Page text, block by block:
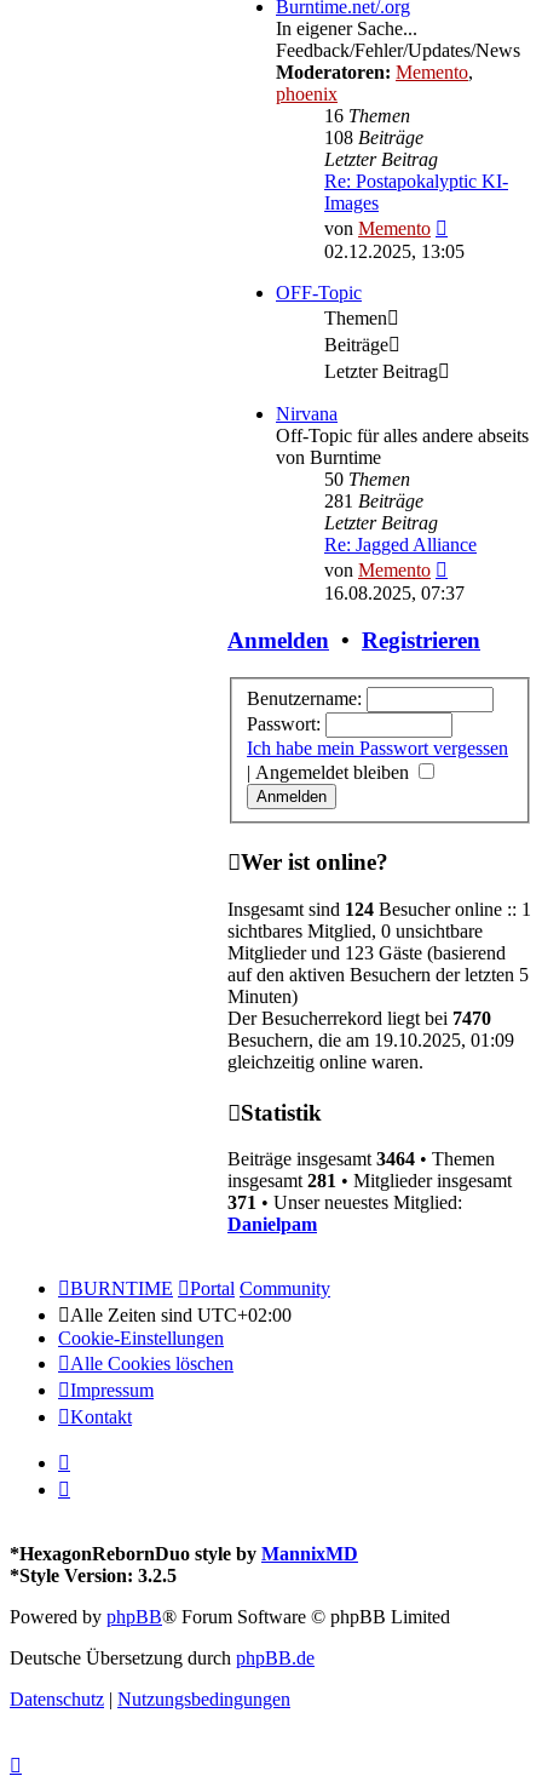
Burntime.net/.org
In eigener Sache...
Feedback/Fehler/Updates/News
Moderatoren: Memento,
phoenix
16 Themen
108 Beiträge
Letzter Beitrag
Re: Postapokalyptic KI-
Images
von Memento
Beitrag
02.12.2025, 13:05
OFF-Topic
Themen
Beiträge
Letzter Beitrag
Nirvana
Off-Topic für alles andere abseits
von Burntime
50 Themen
281 Beiträge
Letzter Beitrag
Re: Jagged Alliance
von Memento
Beitrag
16.08.2025, 07:37
Anmelden • Registrieren
Benutzername:
Passwort:
Ich habe mein Passwort vergessen
| Angemeldet bleiben
Wer ist online?
Insgesamt sind 124 Besucher online :: 1
sichtbares Mitglied, 0 unsichtbare
Mitglieder und 123 Gäste (basierend
auf den aktiven Besuchern der letzten 5
Minuten)
Der Besucherrekord liegt bei 7470
Besuchern, die am 19.10.2025, 01:09
gleichzeitig online waren.
Statistik
Beiträge insgesamt 3464 • Themen
insgesamt 281 • Mitglieder insgesamt
371 • Unser neuestes Mitglied:
Danielpam
BURNTIME Portal Community
Alle Zeiten sind UTC+02:00
Cookie-Einstellungen
Alle Cookies löschen
Impressum
Kontakt
*HexagonRebornDuo style by MannixMD
*Style Version: 3.2.5
Powered by phpBB® Forum Software © phpBB Limited
Deutsche Übersetzung durch phpBB.de
Datenschutz | Nutzungsbedingungen